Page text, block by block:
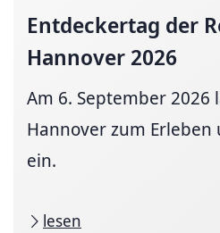
Ent­decker­tag der
Hannover 2026
Am 6. September 2026
Hannover zum
ein.
lesen